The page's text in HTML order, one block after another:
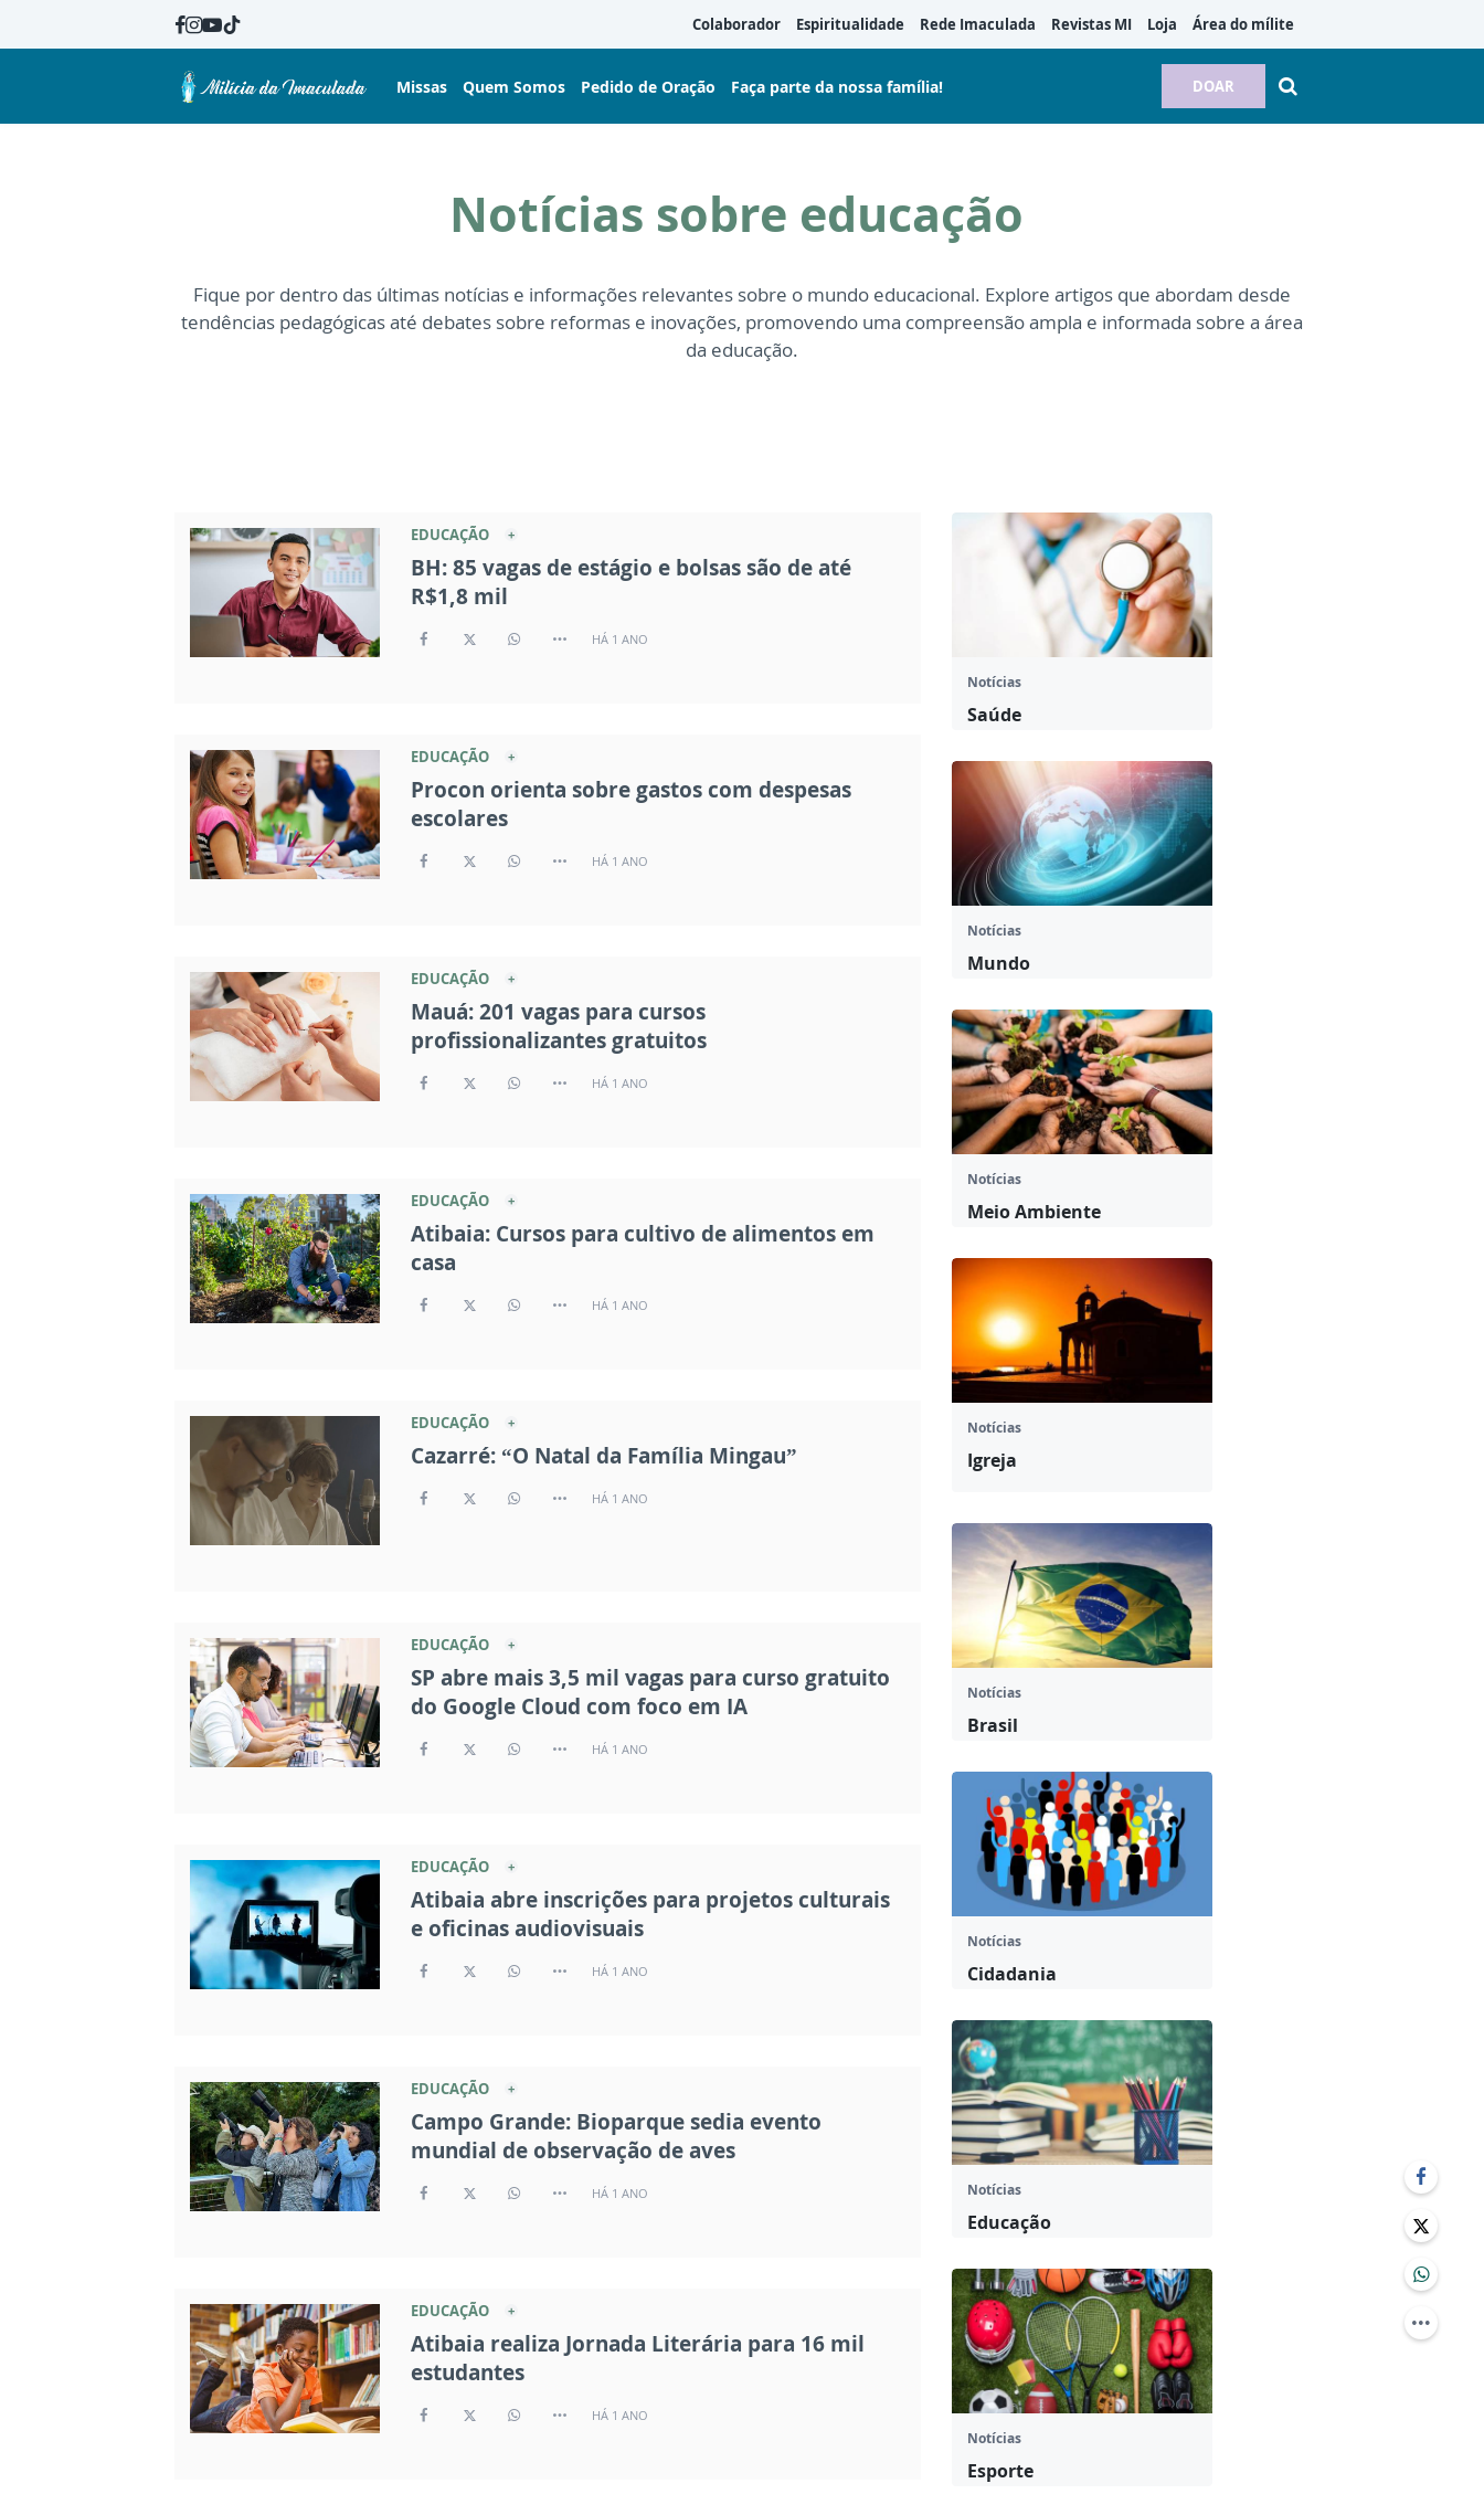
Colaborador Espiritualidade Rede Imaculada Revistas MI Loja Área do mílite
Missas Quem Somos Pedido de Oração Faça parte da nossa família! DOAR
Notícias sobre educação
Fique por dentro das últimas notícias e informações relevantes sobre o mundo educacional. Explore artigos que abordam desde
tendências pedagógicas até debates sobre reformas e inovações, promovendo uma compreensão ampla e informada sobre a área
da educação.
EDUCAÇÃO
BH: 85 vagas de estágio e bolsas são de até
R$1,8 mil
HÁ 1 ANO
EDUCAÇÃO
Procon orienta sobre gastos com despesas
escolares
HÁ 1 ANO
EDUCAÇÃO
Mauá: 201 vagas para cursos
profissionalizantes gratuitos
HÁ 1 ANO
EDUCAÇÃO
Atibaia: Cursos para cultivo de alimentos em
casa
HÁ 1 ANO
EDUCAÇÃO
Cazarré: “O Natal da Família Mingau”
HÁ 1 ANO
EDUCAÇÃO
SP abre mais 3,5 mil vagas para curso gratuito
do Google Cloud com foco em IA
HÁ 1 ANO
EDUCAÇÃO
Atibaia abre inscrições para projetos culturais
e oficinas audiovisuais
HÁ 1 ANO
EDUCAÇÃO
Campo Grande: Bioparque sedia evento
mundial de observação de aves
HÁ 1 ANO
EDUCAÇÃO
Atibaia realiza Jornada Literária para 16 mil
estudantes
HÁ 1 ANO
Notícias
Saúde
Notícias
Mundo
Notícias
Meio Ambiente
Notícias
Igreja
Notícias
Brasil
Notícias
Cidadania
Notícias
Educação
Notícias
Esporte